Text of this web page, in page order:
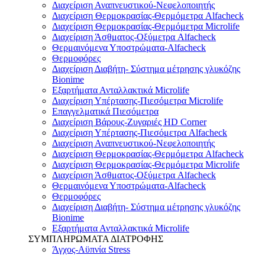
Διαχείριση Αναπνευστικού-Νεφελοποιητής
Διαχείριση Θερμοκρασίας-Θερμόμετρα Alfacheck
Διαχείριση Θερμοκρασίας-Θερμόμετρα Microlife
Διαχείριση Άσθματος-Οξύμετρα Alfacheck
Θερμαινόμενα Υποστρώματα-Alfacheck
Θερμοφόρες
Διαχείριση Διαβήτη- Σύστημα μέτρησης γλυκόζης
Bionime
Εξαρτήματα Ανταλλακτικά Microlife
Διαχείριση Υπέρτασης-Πιεσόμετρα Microlife
Επαγγελματικά Πιεσόμετρα
Διαχείριση Βάρους-Ζυγαριές HD Corner
Διαχείριση Υπέρτασης-Πιεσόμετρα Alfacheck
Διαχείριση Αναπνευστικού-Νεφελοποιητής
Διαχείριση Θερμοκρασίας-Θερμόμετρα Alfacheck
Διαχείριση Θερμοκρασίας-Θερμόμετρα Microlife
Διαχείριση Άσθματος-Οξύμετρα Alfacheck
Θερμαινόμενα Υποστρώματα-Alfacheck
Θερμοφόρες
Διαχείριση Διαβήτη- Σύστημα μέτρησης γλυκόζης
Bionime
Εξαρτήματα Ανταλλακτικά Microlife
ΣΥΜΠΛΗΡΩΜΑΤΑ ΔΙΑΤΡΟΦΗΣ
Άγχος-Αϋπνία Stress